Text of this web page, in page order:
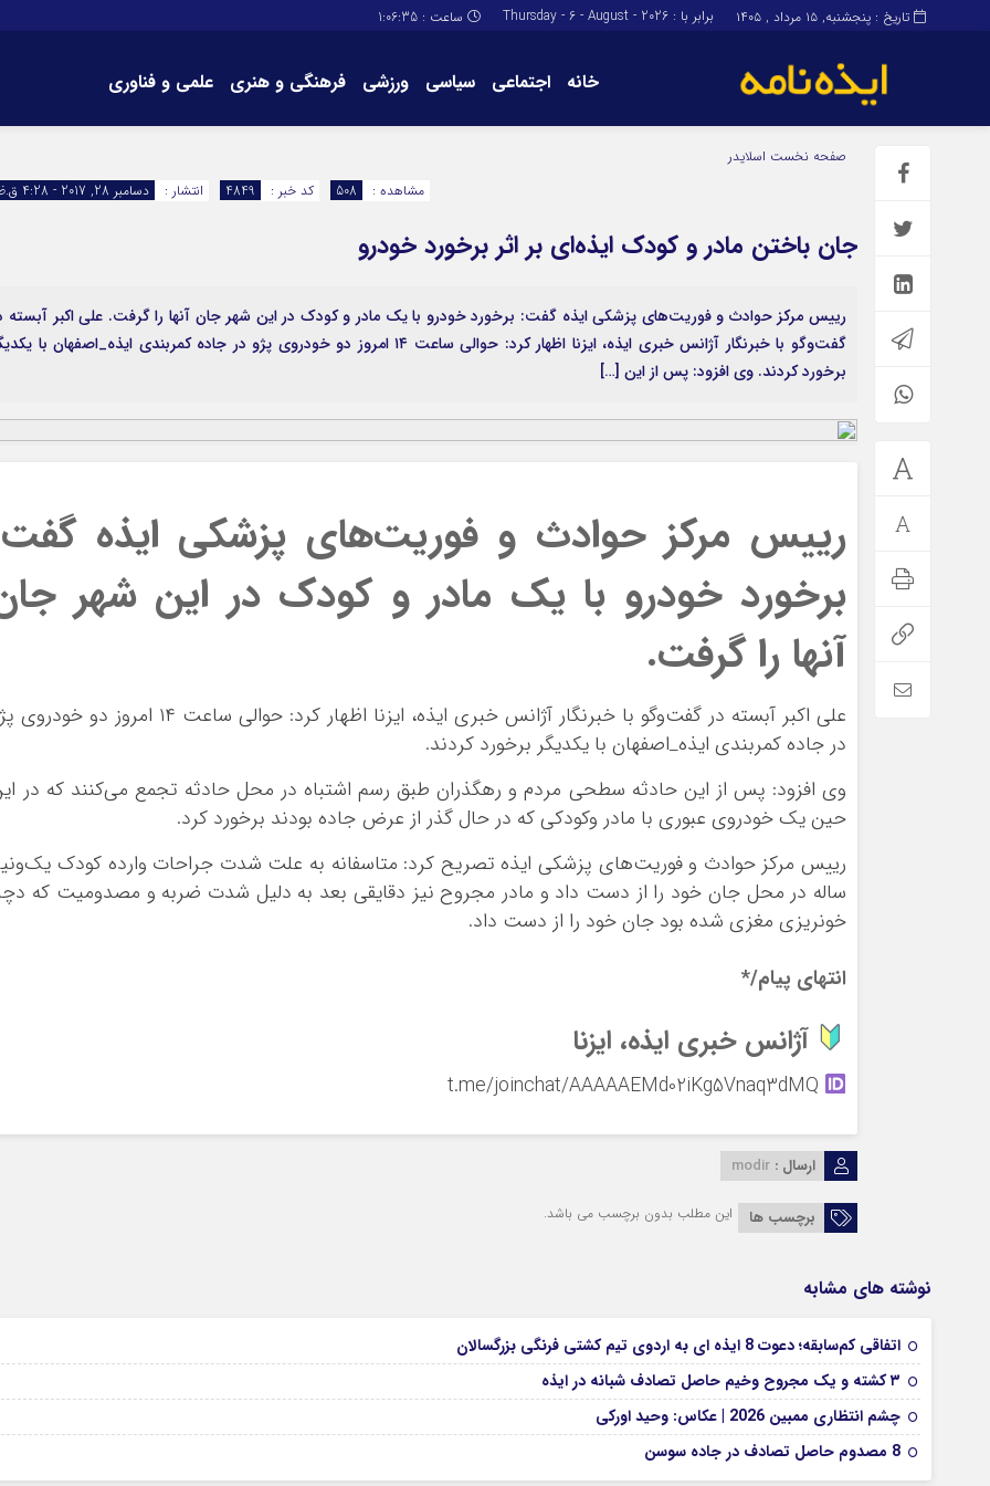
تاریخ : پنجشنبه, ۱۵ مرداد , ۱۴۰۵ برابر با : Thursday - 6 - August - 2026 ساعت : 1:06:36
خانه اجتماعی سیاسی ورزشی فرهنگی و هنری علمی و فناوری
برگه نمونهصفحه نخست اسلایدر
انتشار :
دسامبر 28, 2017 - 4:28 ق.ظ کد خبر : 4849 مشاهده : 508
جان باختن مادر و کودک ایذه‌ای بر اثر برخورد خودرو
رییس مرکز حوادث و فوریت‌های پزشکی ایذه گفت: برخورد خودرو با یک مادر و کودک در این شهر جان آنها را گرفت. علی اکبر آبسته
گفت‌و‌گو با خبرنگار آژانس خبری ایذه، ایزنا اظهار کرد: حوالی ساعت ۱۴ امروز دو خودروی پژو در جاده کمربندی ایذه_اصفهان با
برخورد کردند. وی افزود: پس از این […]
رییس مرکز حوادث و فوریت‌های پزشکی ایذه
برخورد خودرو با یک مادر و کودک در این شهر
آنها را گرفت.
علی اکبر آبسته در گفت‌و‌گو با خبرنگار آژانس خبری ایذه، ایزنا اظهار کرد: حوالی ساعت ۱۴ امروز دو
در جاده کمربندی ایذه_اصفهان با یکدیگر برخورد کردند.
وی افزود: پس از این حادثه سطحی مردم و ‌رهگذران طبق رسم اشتباه در محل حادثه تجمع می‌کنند که در
حین یک‌ خودروی عبوری با مادر و‌کودکی که در حال گذر از عرض جاده بودند برخورد کرد.
رییس مرکز حوادث و فوریت‌های پزشکی ایذه تصریح کرد: متاسفانه به علت شدت جراحات وارده کودک
ساله در محل جان خود را از دست داد و مادر مجروح نیز دقایقی بعد به دلیل شدت ضربه و مصدومیت که
خونریزی مغزی شده بود جان خود را از دست داد.
انتهای پیام/*
آژانس خبری ایذه، ایزنا
ارسال : modir
برچسب ها این مطلب بدون برچسب می باشد.
نوشته های مشابه
اتفاقی کم‌سابقه؛ دعوت 8 ایذه ای به اردوی تیم کشتی فرنگی بزرگسالان
۳ کشته و یک مجروح وخیم حاصل تصادف شبانه در ایذه
چشم انتظاری ممبین 2026 | عکاس: وحید اورکی
8 مصدوم حاصل تصادف در جاده سوسن